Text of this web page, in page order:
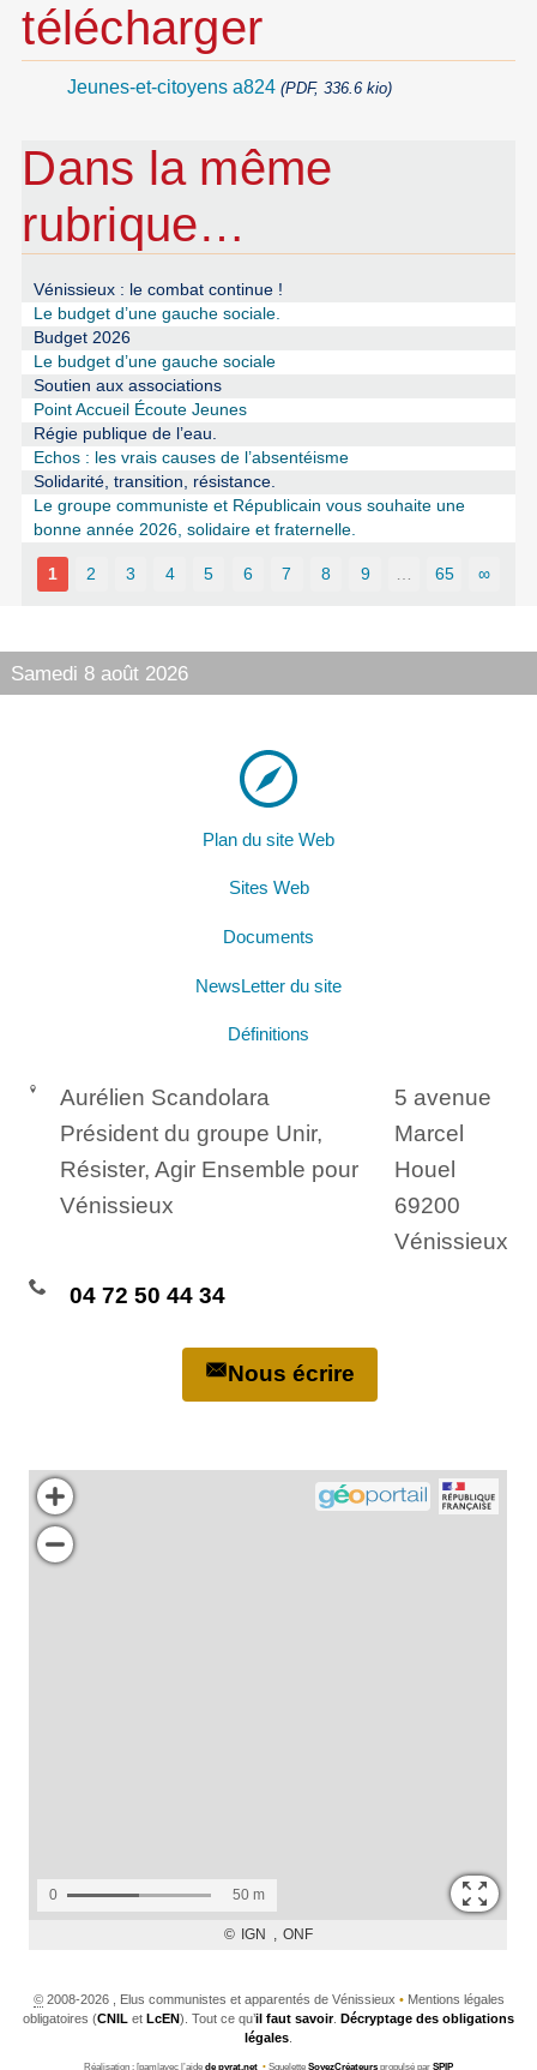
télécharger
Jeunes-et-citoyens a824 (PDF, 336.6 kio)
Dans la même
rubrique…
Vénissieux : le combat continue !
Le budget d’une gauche sociale.
Budget 2026
Le budget d’une gauche sociale
Soutien aux associations
Point Accueil Écoute Jeunes
Régie publique de l’eau.
Echos : les vrais causes de l’absentéisme
Solidarité, transition, résistance.
Le groupe communiste et Républicain vous souhaite une
bonne année 2026, solidaire et fraternelle.
1 2 3 4 5 6 7 8 9 65 ∞
Samedi 8 août 2026
Plan du site Web
Sites Web
Documents
NewsLetter du site
Définitions
Aurélien Scandolara
Président du groupe Unir,
Résister, Agir Ensemble pour
Vénissieux
5 avenue
Marcel
Houel
69200
Vénissieux
04 72 50 44 34
Nous écrire
©2008-2026 , Elus communistes et apparentés de Vénissieux •Mentions légales
obligatoires (CNIL et LcEN). Tout ce qu’il faut savoir. Décryptage des obligations
légales
Réalisation : [pam|avec l’aide de pyrat.net • Squelette SoyezCréateurs propulsé par SPIP